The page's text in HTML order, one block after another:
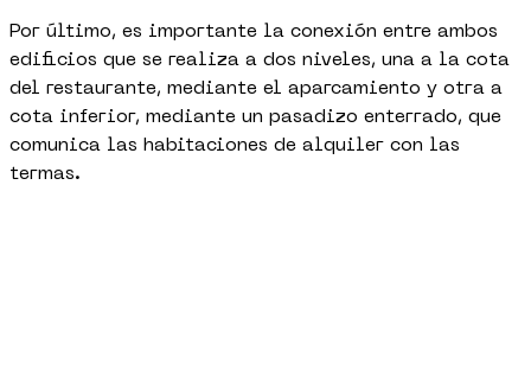
Por último, es importante la conexión entre ambos
edificios que se realiza a dos niveles, una a la cota
del restaurante, mediante el aparcamiento y otra a
cota inferior, mediante un pasadizo enterrado, que
comunica las habitaciones de alquiler con las
termas.